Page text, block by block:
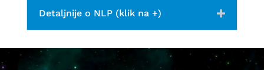
Detaljnije o NLP (klik na +)